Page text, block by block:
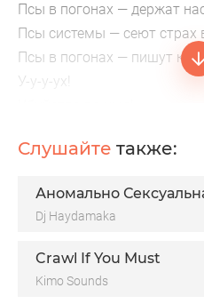
Псы в погонах — держат
Псы системы — сеют страх
Псы в погонах — пишут
У-у-у-ух!
Убийство во имя!
Слушайте также:
Аномально
Dj Haydamaka
Crawl If You Must
Kimo Sounds